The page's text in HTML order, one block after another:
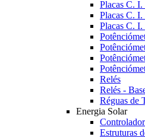
Placas C.
Placas C.
Placas C.
Relés
Relés -
Réguas de
Energia Solar
Estruturas